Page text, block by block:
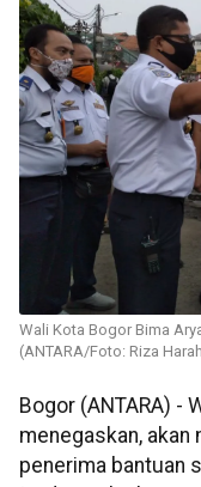
Wali Kota Bogor Bima
(ANTARA/Foto: Riza
Bogor (ANTARA) -
menegaskan,
penerima bantuan